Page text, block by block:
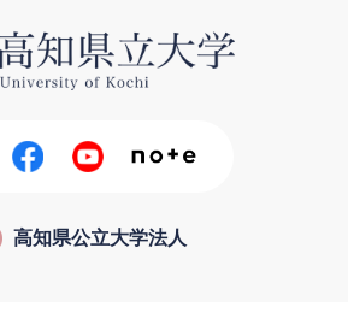
高知県公立大学法人